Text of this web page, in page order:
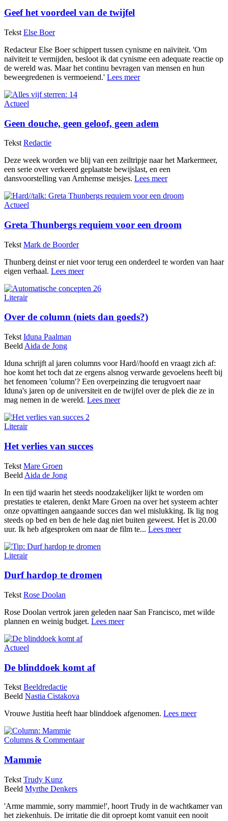
Geef het voordeel van de twijfel
Tekst Else Boer
Redacteur Else Boer schippert tussen cynisme en naïviteit. 'Om
naïviteit te vermijden, besloot ik dat cynisme een adequate reactie op
de wereld was. Maar het continu bevragen van mensen en hun
beweegredenen is vermoeiend.' Lees meer
Actueel
Geen douche, geen geloof, geen adem
Tekst Redactie
Deze week worden we blij van een zeiltripje naar het Markermeer,
een serie over verkeerd geplaatste bewijslast, en een
dansvoorstelling van Arnhemse meisjes. Lees meer
Actueel
Greta Thunbergs requiem voor een droom
Tekst Mark de Boorder
Thunberg deinst er niet voor terug een onderdeel te worden van haar
eigen verhaal. Lees meer
Literair
Over de column (niets dan goeds?)
Tekst Iduna Paalman
Beeld Aida de Jong
Iduna schrijft al jaren columns voor Hard//hoofd en vraagt zich af:
hoe komt het toch dat ze ergens alsnog verwarde gevoelens heeft bij
het fenomeen 'column'? Een overpeinzing die terugvoert naar
Iduna's jaren op de universiteit en de twijfel over de plek die ze in
mag nemen in de wereld. Lees meer
Literair
Het verlies van succes
Tekst Mare Groen
Beeld Aida de Jong
In een tijd waarin het steeds noodzakelijker lijkt te worden om
prestaties te etaleren, denkt Mare Groen na over het systeem achter
onze opvattingen aangaande succes dan wel mislukking. Ik lig nog
steeds op bed en ben de hele dag niet buiten geweest. Het is 20.00
uur. Ik heb afgesproken om naar de film te... Lees meer
Literair
Durf hardop te dromen
Tekst Rose Doolan
Rose Doolan vertrok jaren geleden naar San Francisco, met wilde
plannen en weinig budget. Lees meer
Actueel
De blinddoek komt af
Tekst Beeldredactie
Beeld Nastia Cistakova
Vrouwe Justitia heeft haar blinddoek afgenomen. Lees meer
Columns & Commentaar
Mammie
Tekst Trudy Kunz
Beeld Myrthe Denkers
'Arme mammie, sorry mammie!', hoort Trudy in de wachtkamer van
het ziekenhuis. De irritatie die dit oproept komt vanuit een nooit